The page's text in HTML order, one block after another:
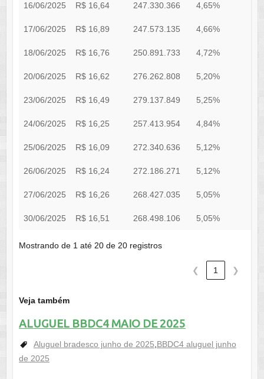
16/06/2025 R$ 16,64 247.330.366 4,65%
17/06/2025 R$ 16,89 247.573.135 4,66%
18/06/2025 R$ 16,76 250.891.733 4,72%
20/06/2025 R$ 16,62 276.262.808 5,20%
23/06/2025 R$ 16,49 279.137.849 5,25%
24/06/2025 R$ 16,25 257.413.954 4,84%
25/06/2025 R$ 16,09 272.340.636 5,12%
26/06/2025 R$ 16,24 272.186.271 5,12%
27/06/2025 R$ 16,26 268.427.035 5,05%
30/06/2025 R$ 16,51 268.498.106 5,05%
Mostrando de 1 até 20 de 20 registros
❮ 1 ❯
Veja também
ALUGUEL BBDC4 MAIO DE 2025
Aluguel bradesco junho de 2025 BBDC4 aluguel junho
de 2025